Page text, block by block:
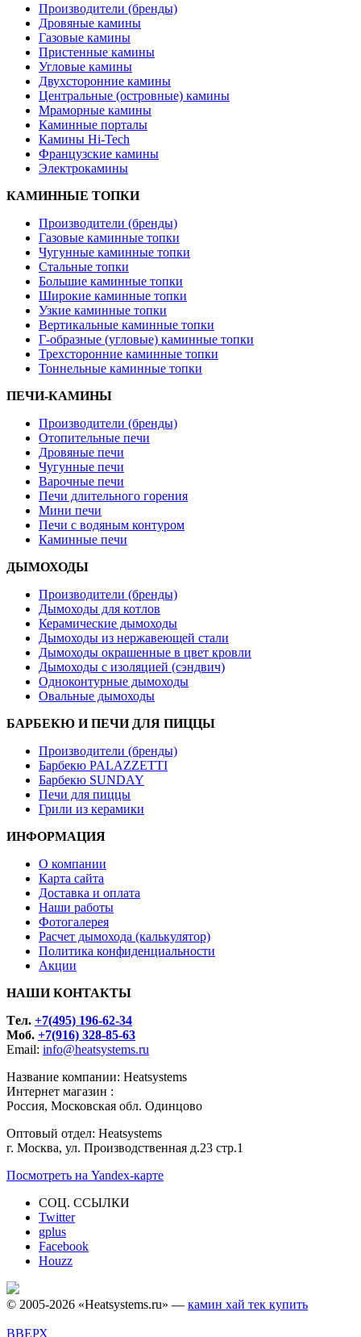
Производители (бренды)
Дровяные камины
Газовые камины
Пристенные камины
Угловые камины
Двухсторонние камины
Центральные (островные) камины
Мраморные камины
Каминные порталы
Камины Hi-Tech
Французские камины
Электрокамины
КАМИННЫЕ ТОПКИ
Производители (бренды)
Газовые каминные топки
Чугунные каминные топки
Стальные топки
Большие каминные топки
Широкие каминные топки
Узкие каминные топки
Вертикальные каминные топки
Г-образные (угловые) каминные топки
Трехсторонние каминные топки
Тоннельные каминные топки
ПЕЧИ-КАМИНЫ
Производители (бренды)
Отопительные печи
Дровяные печи
Чугунные печи
Варочные печи
Печи длительного горения
Мини печи
Печи с водяным контуром
Каминные печи
ДЫМОХОДЫ
Производители (бренды)
Дымоходы для котлов
Керамические дымоходы
Дымоходы из нержавеющей стали
Дымоходы окрашенные в цвет кровли
Дымоходы с изоляцией (сэндвич)
Одноконтурные дымоходы
Овальные дымоходы
БАРБЕКЮ И ПЕЧИ ДЛЯ ПИЦЦЫ
Производители (бренды)
Барбекю PALAZZETTI
Барбекю SUNDAY
Печи для пиццы
Грили из керамики
ИНФОРМАЦИЯ
О компании
Карта сайта
Доставка и оплата
Наши работы
Фотогалерея
Расчет дымохода (калькулятор)
Политика конфиденциальности
Акции
НАШИ КОНТАКТЫ
Tел. +7(495) 196-62-34
Моб. +7(916) 328-85-63
Email: info@heatsystems.ru
Название компании: Heatsystems
Интернет магазин :
Россия, Московская обл. Одинцово
Оптовый отдел: Heatsystems
г. Москва, ул. Производственная д.23 стр.1
Посмотреть на Yandex-карте
СОЦ. ССЫЛКИ
Twitter
gplus
Facebook
Houzz
© 2005-2026 «Heatsystems.ru» — камин хай тек купить
ВВЕРХ